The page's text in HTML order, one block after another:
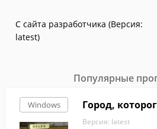
С сайта разработчика (Версия:
latest)
Популярные
Windows Город,
Версия: latest